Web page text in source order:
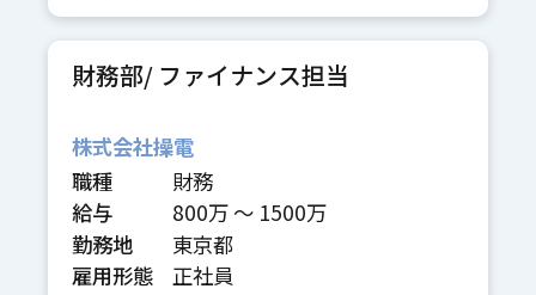
財務部/ ファイナンス担当
株式会社操電
職種
財務
給与
800万 〜 1500万
勤務地
東京都
雇用形態
正社員